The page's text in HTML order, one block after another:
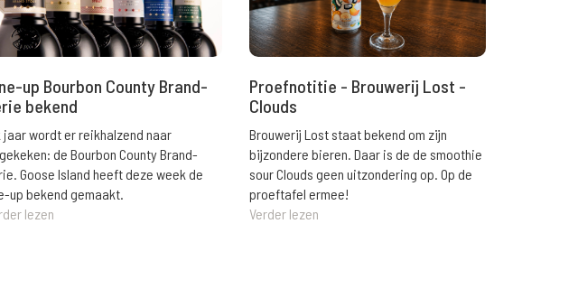
up Bourbon County Brand-
bekend
jaar wordt er reikhalzend naar
de Bourbon County Brand-
Goose Island heeft deze week de
up bekend gemaakt.
lezen
Proefnotitie - Brouwerij Lost -
Clouds
Brouwerij Lost staat bekend om zijn
bijzondere bieren. Daar is de de smoothie
sour Clouds geen uitzondering op. Op de
proeftafel ermee!
Verder lezen